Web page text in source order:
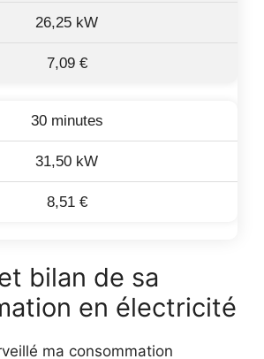
26,25 kW
7,09 €
30 minutes
31,50 kW
8,51 €
bilan de sa
en électricité
ma consommation